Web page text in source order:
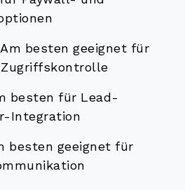
Am besten geeignet für
besten für Lead-
Integration
besten geeignet für